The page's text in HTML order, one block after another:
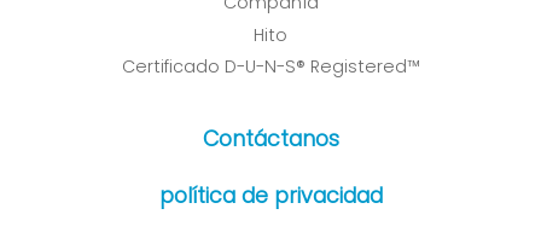
Hito
Certificado D-U-N-S® Registered™
Contáctanos
política de privacidad